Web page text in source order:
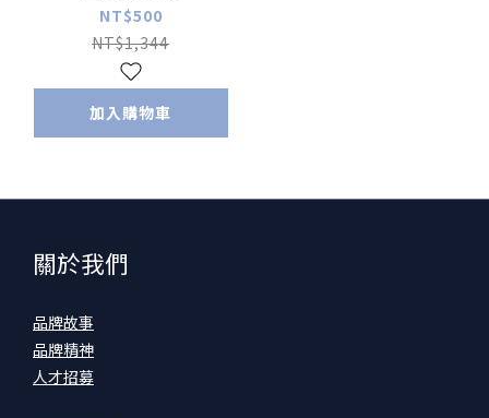
NT$500
NT$1,344
加入購物車
關於我們
品牌故事
品牌精神
人才招募